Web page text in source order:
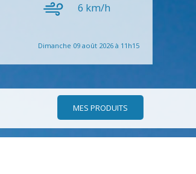
6 km/h
Dimanche 09 août 2026 à 11h15
MES PRODUITS